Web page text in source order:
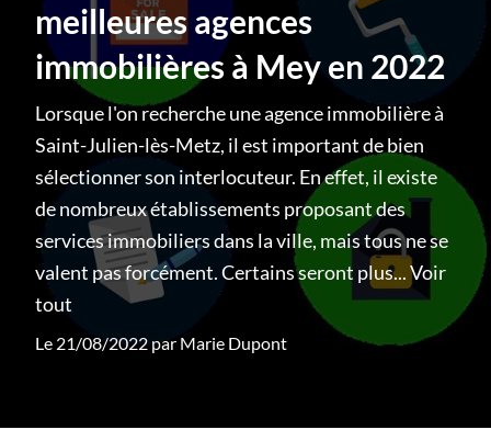
meilleures agences
immobilières à Mey en 2022
Lorsque l'on recherche une agence immobilière à
Saint-Julien-lès-Metz, il est important de bien
sélectionner son interlocuteur. En effet, il existe
de nombreux établissements proposant des
services immobiliers dans la ville, mais tous ne se
valent pas forcément. Certains seront plus...Voir
tout
Le 21/08/2022 par Marie Dupont